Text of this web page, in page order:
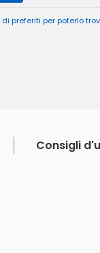
preferiti per poterlo
Consigli